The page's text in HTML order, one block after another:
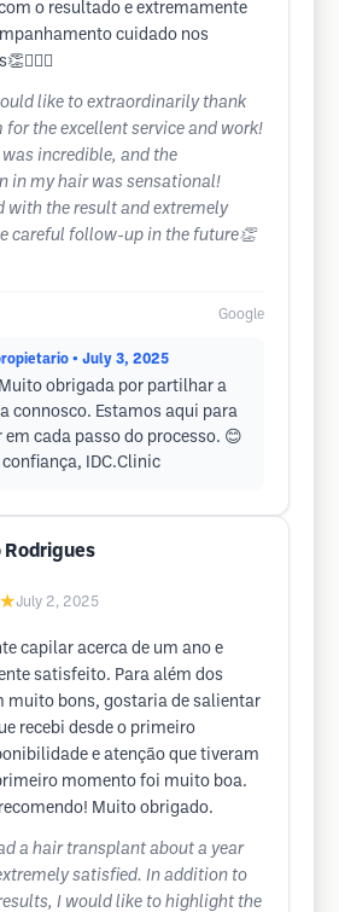
o resultado e extremamente
cuidado nos
like to extraordinarily thank
for the excellent service and work!
was incredible, and the
in my hair was sensational!
with the result and extremely
careful follow-up in the future👏
Google
• July 3, 2025
obrigada por partilhar a
connosco. Estamos aqui para
cada passo do processo. 😊
IDC.Clinic
Rodrigues
July 2, 2025
capilar acerca de um ano e
satisfeito. Para além dos
muito bons, gostaria de salientar
recebi desde o primeiro
e atenção que tiveram
momento foi muito boa.
Muito obrigado.
a hair transplant about a year
satisfied. In addition to
I would like to highlight the